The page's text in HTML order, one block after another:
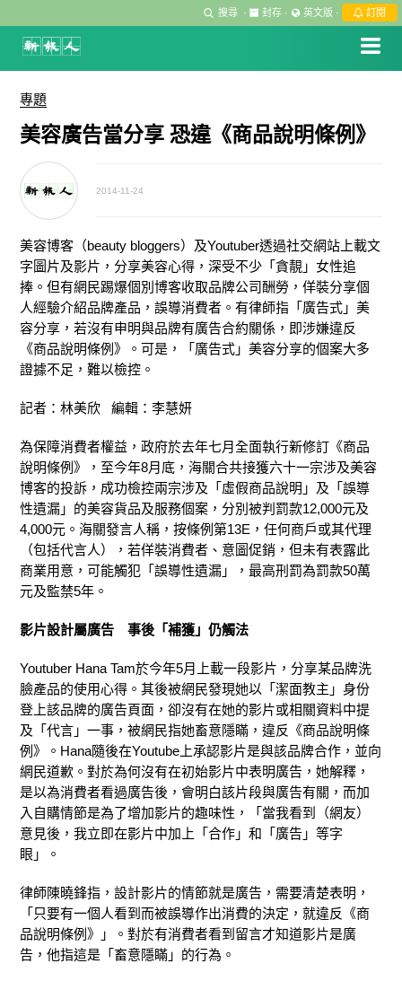
搜尋 · 封存 · 英文版 · 訂閱
專題
美容廣告當分享 恐違《商品說明條例》
2014-11-24
美容博客（beauty bloggers）及Youtuber透過社交網站上載文
字圖片及影片，分享美容心得，深受不少「貪靚」女性追
捧。但有網民踢爆個別博客收取品牌公司酬勞，佯裝分享個
人經驗介紹品牌產品，誤導消費者。有律師指「廣告式」美
容分享，若沒有申明與品牌有廣告合約關係，即涉嫌違反
《商品說明條例》。可是，「廣告式」美容分享的個案大多
證據不足，難以檢控。
記者：林美欣 編輯：李慧妍
為保障消費者權益，政府於去年七月全面執行新修訂《商品
說明條例》，至今年8月底，海關合共接獲六十一宗涉及美容
博客的投訴，成功檢控兩宗涉及「虛假商品說明」及「誤導
性遺漏」的美容貨品及服務個案，分別被判罰款12,000元及
4,000元。海關發言人稱，按條例第13E，任何商戶或其代理
（包括代言人），若佯裝消費者、意圖促銷，但未有表露此
商業用意，可能觸犯「誤導性遺漏」，最高刑罰為罰款50萬
元及監禁5年。
影片設計屬廣告 事後「補獲」仍觸法
Youtuber Hana Tam於今年5月上載一段影片，分享某品牌洗
臉產品的使用心得。其後被網民發現她以「潔面教主」身份
登上該品牌的廣告頁面，卻沒有在她的影片或相關資料中提
及「代言」一事，被網民指她畜意隱瞞，違反《商品說明條
例》。Hana隨後在Youtube上承認影片是與該品牌合作，並向
網民道歉。對於為何沒有在初始影片中表明廣告，她解釋，
是以為消費者看過廣告後，會明白該片段與廣告有關，而加
入自購情節是為了增加影片的趣味性，「當我看到（網友）
意見後，我立即在影片中加上「合作」和「廣告」等字
眼」。
律師陳曉鋒指，設計影片的情節就是廣告，需要清楚表明，
「只要有一個人看到而被誤導作出消費的決定，就違反《商
品說明條例》」。對於有消費者看到留言才知道影片是廣
告，他指這是「畜意隱瞞」的行為。